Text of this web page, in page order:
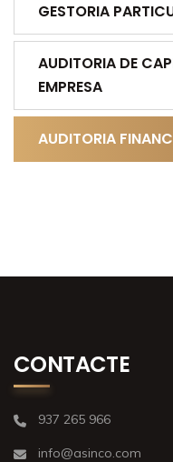
GESTORIA
AUDITORIA DE
EMPRESA
AUDITORIA
CONTACTE
937 265 966
info@asinco.com